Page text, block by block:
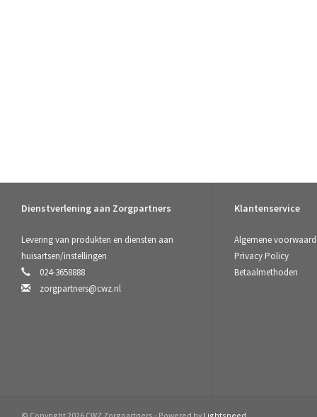
Dienstverlening aan Zorgpartners
Levering van produkten en diensten aan
huisartsen/instellingen
024-3658888
zorgpartners@cwz.nl
Klantenservice
Algemene
Privacy Policy
Betaalmethoden